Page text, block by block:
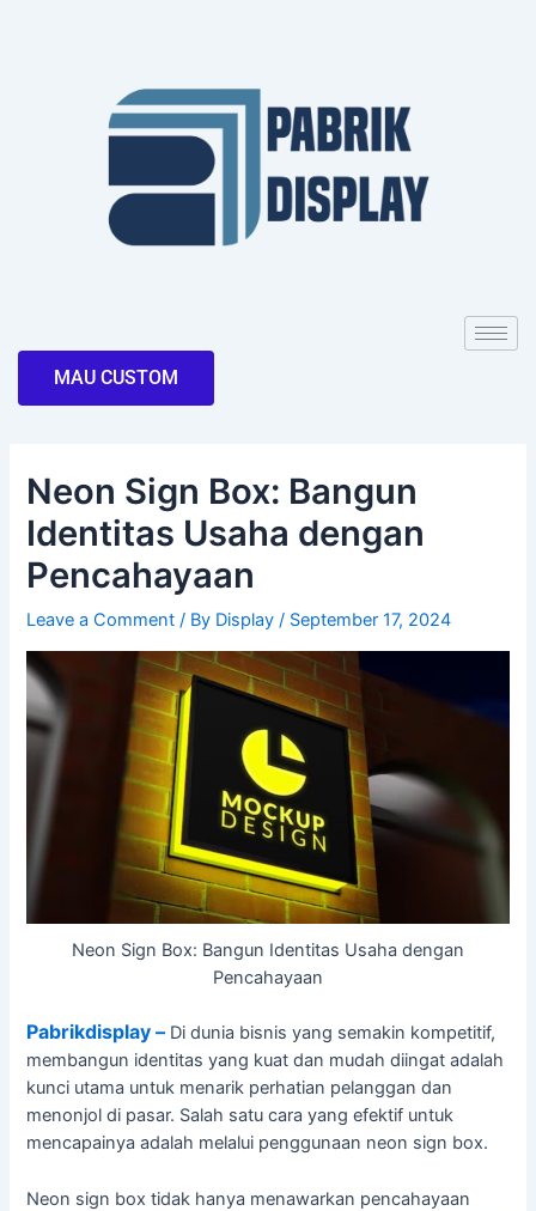
MAU CUSTOM
Neon Sign Box: Bangun
Identitas Usaha dengan
Pencahayaan
Leave a Comment / By Display/ September 17, 2024
Neon Sign Box: Bangun Identitas Usaha dengan
Pencahayaan
Pabrikdisplay – Di dunia bisnis yang semakin kompetitif,
membangun identitas yang kuat dan mudah diingat adalah
kunci utama untuk menarik perhatian pelanggan dan
menonjol di pasar. Salah satu cara yang efektif untuk
mencapainya adalah melalui penggunaan neon sign box.
Neon sign box tidak hanya menawarkan pencahayaan